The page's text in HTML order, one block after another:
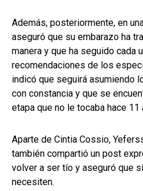
Además, posteriormente, en
aseguró que su embarazo ha
manera y que ha seguido cada
recomendaciones de los
indicó que seguirá asumiendo
con constancia y que se
etapa que no le tocaba hace 11
Aparte de Cintia Cossio,
también compartió un post
volver a ser tío y aseguró que
necesiten.